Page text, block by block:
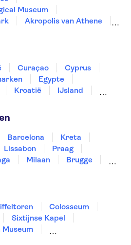
bezoek je Knossos zonder
met het
Museum
Akropolis van Athene
of Chania
Temple of Poseidon
Museum
Elafonisi
Curaçao
Cyprus
Egypte
Kroatië
IJsland
Barcelona
Kreta
Lissabon
Praag
Milaan
Brugge
Colosseum
Sixtijnse Kapel
Museum